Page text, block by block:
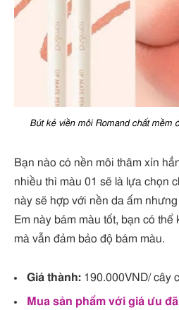
Bút kẻ viền môi Romand chất mềm
Bạn nào có nền môi thâm xỉn
nhiều thì màu 01 sẽ là lựa chọn
này sẽ hợp với nền da ấm
Em này bám màu tốt, bạn có thể
mà vẫn đảm bảo độ bám màu.
Giá thành: 190.000VND/ cây
Mua sản phẩm với giá ưu